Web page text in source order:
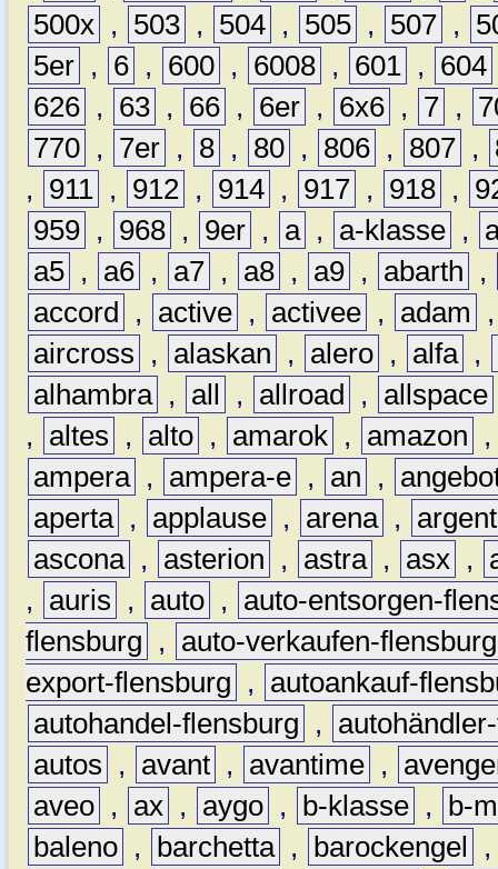
500x , 503 , 504 , 505 , 507 ,
5er , 6 , 600 , 6008 , 601 , 604
626 , 63 , 66 , 6er , 6x6 , 7 ,
770 , 7er , 8 , 80 , 806 , 807 ,
,
911 , 912 , 914 , 917 , 918 ,
959 , 968 , 9er , a , a-klasse ,
a5 , a6 , a7 , a8 , a9 , abarth
,
accord
, active , activee , adam
aircross
, alaskan , alero , alfa ,
alhambra , all , allroad , allspace
,
altes , alto , amarok , amazon
ampera , ampera-e , an ,
aperta , applause , arena ,
ascona , asterion , astra , asx ,
,
auris , auto ,
auto-entsorgen-
flensburg
,
auto-verkaufen-flensburg
export-flensburg
,
autoankauf-
autohandel-flensburg
,
autos
, avant , avantime ,
aveo , ax , aygo , b-klasse ,
b-
baleno , barchetta , barockengel